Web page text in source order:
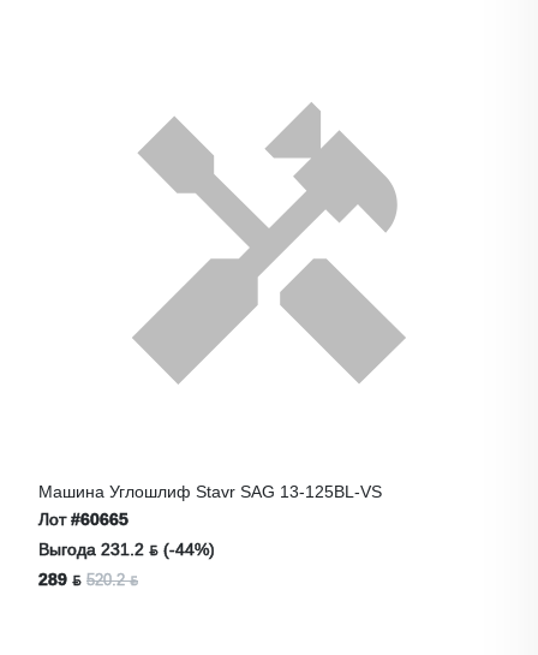
Машина Углошлиф Stavr SAG 13-125BL-VS
Лот#60665
Выгода 231.2 ƃ (-44%)
289 ƃ 520.2 ƃ